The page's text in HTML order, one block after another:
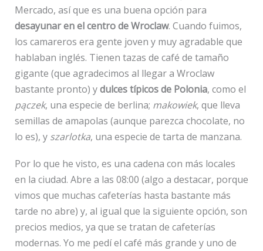
Mercado, así que es una buena opción para
desayunar en el centro de Wroclaw. Cuando fuimos,
los camareros era gente joven y muy agradable que
hablaban inglés. Tienen tazas de café de tamaño
gigante (que agradecimos al llegar a Wroclaw
bastante pronto) ydulces típicos de Polonia, como el
pączek, una especie de berlina; makowiek, que lleva
semillas de amapolas (aunque parezca chocolate, no
lo es), y szarlotka, una especie de tarta de manzana.
Por lo que he visto, es una cadena con más locales
en la ciudad. Abre a las 08:00 (algo a destacar, porque
vimos que muchas cafeterías hasta bastante más
tarde no abre) y, al igual que la siguiente opción, son
precios medios, ya que se tratan de cafeterías
modernas. Yo me pedí el café más grande y uno de